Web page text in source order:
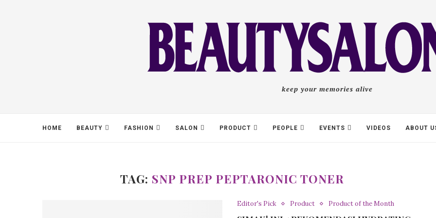
keep your memories alive
HOME BEAUTY FASHION SALON PRODUCT PEOPLE EVENTS VIDEOS ABOUT
TAG: SNP PREP PEPTARONIC TONER
Editor's Pick Product Product of the Month